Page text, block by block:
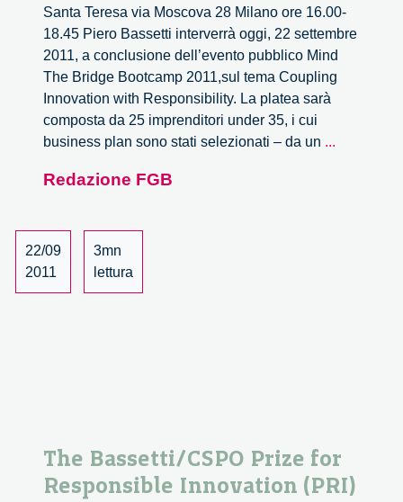
Santa Teresa via Moscova 28 Milano ore 16.00-
18.45 Piero Bassetti interverrà oggi, 22 settembre
2011, a conclusione dell’evento pubblico Mind
The Bridge Bootcamp 2011,sul tema Coupling
Innovation with Responsibility. La platea sarà
composta da 25 imprenditori under 35, i cui
business plan sono stati selezionati – da un ...
Redazione FGB
22/09
2011
3mn
lettura
The Bassetti/CSPO Prize for
Responsible Innovation (PRI)